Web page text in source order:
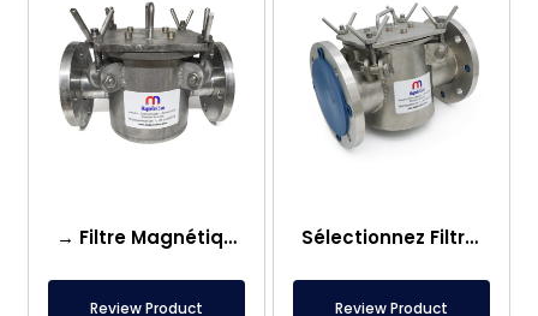
→ Filtre Magnétique DN65 – À Bride
Review Product
Sélectionnez Filtre Magnétique DN100, Entièrement en Inox
Review Product